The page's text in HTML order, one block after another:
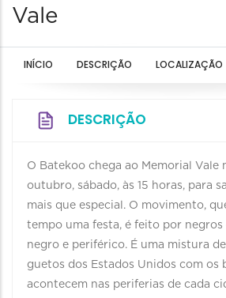
Vale
INÍCIO DESCRIÇÃO LOCALIZAÇÃO
DESCRIÇÃO
O Batekoo chega ao Memorial Vale
outubro, sábado, às 15 horas, para
mais que especial. O movimento,
tempo uma festa, é feito por
negro e periférico. É uma mistura
guetos dos Estados Unidos com os
acontecem nas periferias de cada